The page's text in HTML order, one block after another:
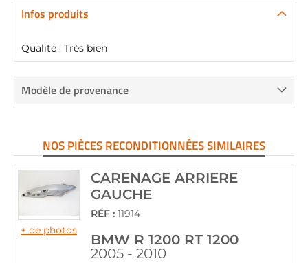
Infos produits
Qualité : Très bien
Modèle de provenance
NOS PIÈCES RECONDITIONNÉES SIMILAIRES
+ de photos
CARENAGE ARRIERE
GAUCHE
RÉF : 11914
BMW R 1200 RT 1200
2005 - 2010